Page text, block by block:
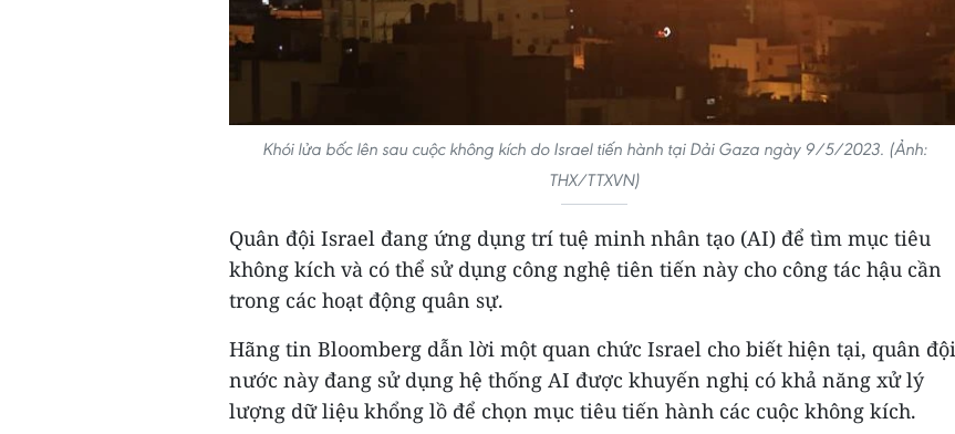
Khói lửa bốc lên sau cuộc không kích do Israel tiến hành tại Dải Gaza ngày 9/5/2023. (Ảnh:
THX/TTXVN)
Quân đội Israel đang ứng dụng trí tuệ minh nhân tạo (AI) để tìm mục tiêu
không kích và có thể sử dụng công nghệ tiên tiến này cho công tác hậu cần
trong các hoạt động quân sự.
Hãng tin Bloomberg dẫn lời một quan chức Israel cho biết hiện tại, quân đội
nước này đang sử dụng hệ thống AI được khuyến nghị có khả năng xử lý
lượng dữ liệu khổng lồ để chọn mục tiêu tiến hành các cuộc không kích.